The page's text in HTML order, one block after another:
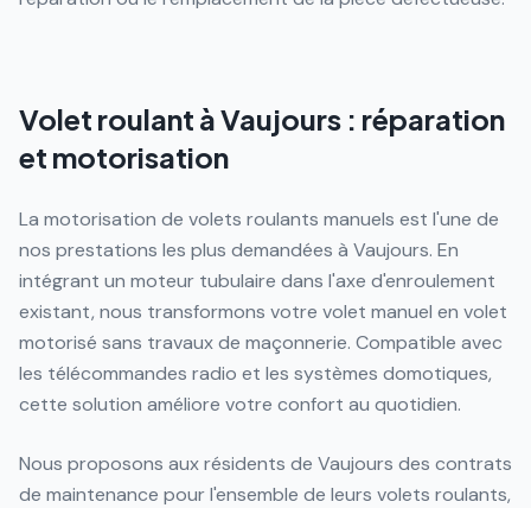
Volet roulant à Vaujours : réparation
et motorisation
La motorisation de volets roulants manuels est l'une de
nos prestations les plus demandées à Vaujours. En
intégrant un moteur tubulaire dans l'axe d'enroulement
existant, nous transformons votre volet manuel en volet
motorisé sans travaux de maçonnerie. Compatible avec
les télécommandes radio et les systèmes domotiques,
cette solution améliore votre confort au quotidien.
Nous proposons aux résidents de Vaujours des contrats
de maintenance pour l'ensemble de leurs volets roulants,